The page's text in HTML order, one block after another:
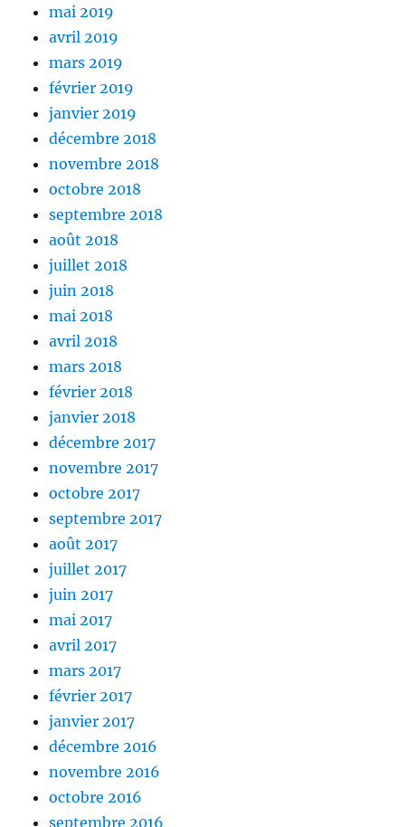
mai 2019
avril 2019
mars 2019
février 2019
janvier 2019
décembre 2018
novembre 2018
octobre 2018
septembre 2018
août 2018
juillet 2018
juin 2018
mai 2018
avril 2018
mars 2018
février 2018
janvier 2018
décembre 2017
novembre 2017
octobre 2017
septembre 2017
août 2017
juillet 2017
juin 2017
mai 2017
avril 2017
mars 2017
février 2017
janvier 2017
décembre 2016
novembre 2016
octobre 2016
septembre 2016